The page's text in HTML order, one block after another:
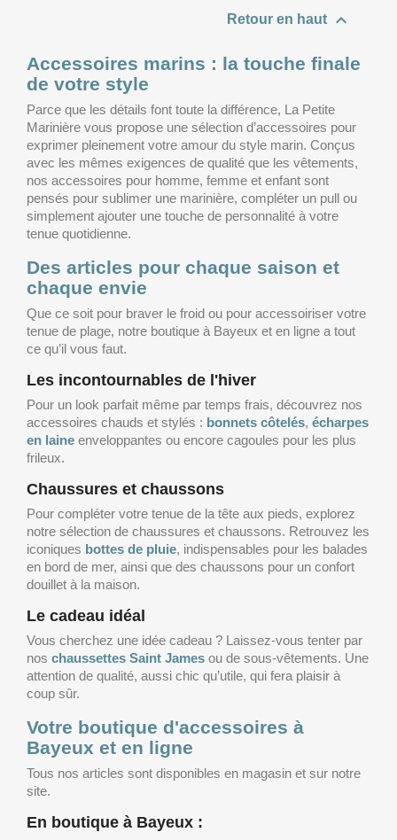
Retour en haut 
Accessoires marins : la touche finale
de votre style
Parce que les détails font toute la différence, La Petite
Marinière vous propose une sélection d’accessoires pour
exprimer pleinement votre amour du style marin. Conçus
avec les mêmes exigences de qualité que les vêtements,
nos accessoires pour homme, femme et enfant sont
pensés pour sublimer une marinière, compléter un pull ou
simplement ajouter une touche de personnalité à votre
tenue quotidienne.
Des articles pour chaque saison et
chaque envie
Que ce soit pour braver le froid ou pour accessoiriser votre
tenue de plage, notre boutique à Bayeux et en ligne a tout
ce qu’il vous faut.
Les incontournables de l'hiver
Pour un look parfait même par temps frais, découvrez nos
accessoires chauds et stylés : bonnets côtelés, écharpes
en laine enveloppantes ou encore cagoules pour les plus
frileux.
Chaussures et chaussons
Pour compléter votre tenue de la tête aux pieds, explorez
notre sélection de chaussures et chaussons. Retrouvez les
iconiques bottes de pluie, indispensables pour les balades
en bord de mer, ainsi que des chaussons pour un confort
douillet à la maison.
Le cadeau idéal
Vous cherchez une idée cadeau ? Laissez-vous tenter par
nos chaussettes Saint James ou de sous-vêtements. Une
attention de qualité, aussi chic qu’utile, qui fera plaisir à
coup sûr.
Votre boutique d'accessoires à
Bayeux et en ligne
Tous nos articles sont disponibles en magasin et sur notre
site.
En boutique à Bayeux :